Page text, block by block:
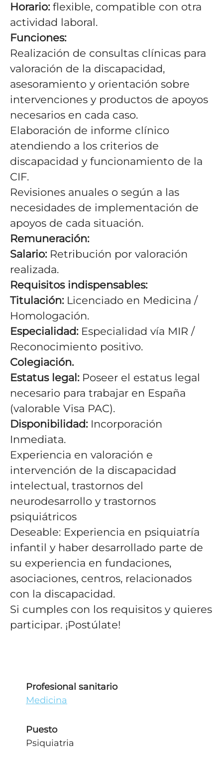
Horario: flexible, compatible con otra
actividad laboral.
Funciones:
Realización de consultas clínicas para
valoración de la discapacidad,
asesoramiento y orientación sobre
intervenciones y productos de apoyos
necesarios en cada caso.
Elaboración de informe clínico
atendiendo a los criterios de
discapacidad y funcionamiento de la
CIF.
Revisiones anuales o según a las
necesidades de implementación de
apoyos de cada situación.
Remuneración:
Salario:Retribución por valoración
realizada.
Requisitos indispensables:
Titulación:Licenciado en Medicina /
Homologación.
Especialidad:Especialidad vía MIR /
Reconocimiento positivo.
Colegiación.
Estatus legal:Poseer el estatus legal
necesario para trabajar en España
(valorable Visa PAC).
Disponibilidad:Incorporación
Inmediata.
Experiencia en valoración e
intervención de la discapacidad
intelectual, trastornos del
neurodesarrollo y trastornos
psiquiátricos
Deseable: Experiencia en psiquiatría
infantil y haber desarrollado parte de
su experiencia en fundaciones,
asociaciones, centros, relacionados
con la discapacidad.
Si cumples con los requisitos y quieres
participar. ¡Postúlate!
Profesional sanitario
Medicina
Puesto
Psiquiatria